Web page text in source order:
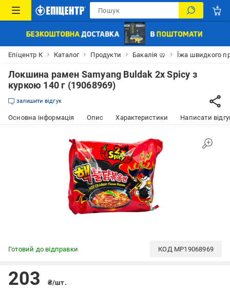
Епіцентр К Каталог Продукти Бакалія 🥨 Їжа швидкого
Локшина рамен Samyang Buldak 2x Spicy з
куркою 140 г (19068969)
залишити відгук
Основна інформація Опис Характеристики Написати
Готовий до відправки КОД MP19068969
203 ₴/шт.